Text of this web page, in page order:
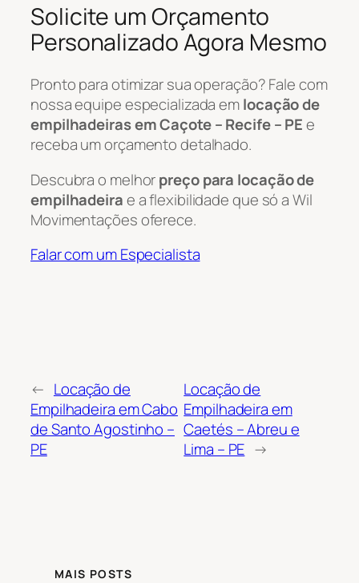
Solicite um Orçamento
Personalizado Agora Mesmo
Pronto para otimizar sua operação? Fale com
nossa equipe especializada emlocação de
empilhadeiras em Caçote – Recife – PEe
receba um orçamento detalhado.
Descubra o melhorpreço para locação de
empilhadeirae a flexibilidade que só a Wil
Movimentações oferece.
Falar com um Especialista
← Locação de
Empilhadeira em Cabo
de Santo Agostinho –
PE
Locação de
Empilhadeira em
Caetés – Abreu e
Lima – PE →
MAIS POSTS